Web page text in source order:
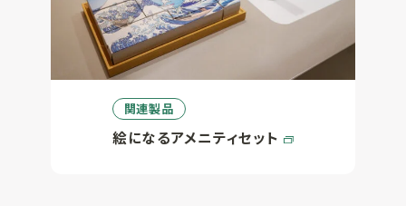
関連製品
絵になるアメニティセット